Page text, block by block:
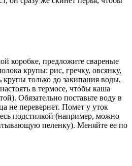
коробке, предложите свареные
крупы: рис, гречку, овсянку,
только до закипания воды,
в термосе, чтобы каша
Обязательно поставьте воду в
не перевернет. Помет у уток
подстилкой (например, можно
пеленку). Меняйте ее по